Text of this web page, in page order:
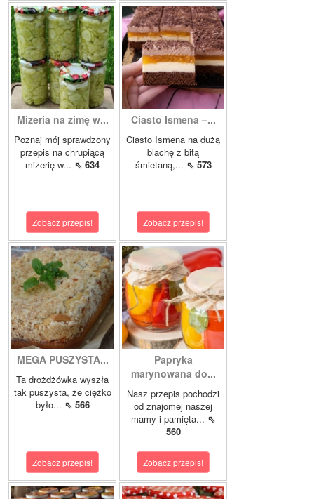
Mizeria na zimę w...
Poznaj mój sprawdzony
przepis na chrupiącą
mizerię w... ⇖ 634
Zobacz przepis!
Ciasto Ismena –...
Ciasto Ismena na dużą
blachę z bitą
śmietaną,... ⇖ 573
Zobacz przepis!
MEGA PUSZYSTA...
Ta drożdżówka wyszła
tak puszysta, że ciężko
było... ⇖ 566
Zobacz przepis!
Papryka
marynowana do...
Nasz przepis pochodzi
od znajomej naszej
mamy i pamięta... ⇖
560
Zobacz przepis!